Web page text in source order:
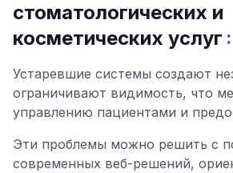
стоматологических и
косметических услуг :
Устаревшие системы создают
ограничивают видимость, что
управлению пациентами и
Эти проблемы можно решить с
современных веб-решений,